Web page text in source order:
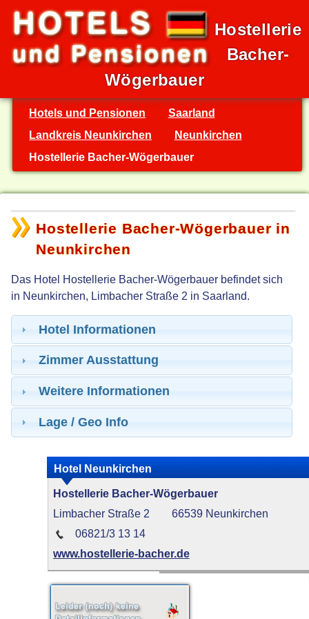
Hostellerie
Bacher-
Wögerbauer
Hotels und Pensionen
Saarland
Landkreis Neunkirchen
Neunkirchen
Hostellerie Bacher-Wögerbauer
Hostellerie Bacher-Wögerbauer in
Neunkirchen
Das Hotel Hostellerie Bacher-Wögerbauer befindet sich
in Neunkirchen, Limbacher Straße 2 in Saarland.
Hotel Informationen
Zimmer Ausstattung
Weitere Informationen
Lage / Geo Info
Hotel Neunkirchen
Hostellerie Bacher-Wögerbauer
Limbacher Straße 2
66539 Neunkirchen
06821/3 13 14
www.hostellerie-bacher.de